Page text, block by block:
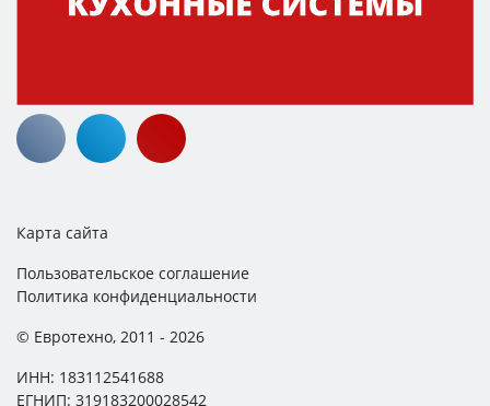
Карта сайта
Пользовательское соглашение
Политика конфиденциальности
© Евротехно, 2011 - 2026
ИНН: 183112541688
ЕГНИП: 319183200028542